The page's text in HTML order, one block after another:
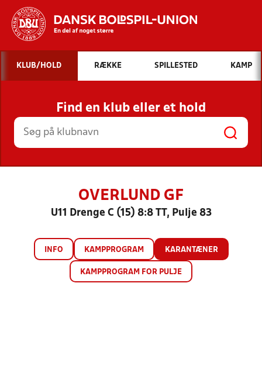
Hvad vil du søge efter?
INDHOLD OG NYHEDER
STILLINGER, RESULTATER, KLUBBER OG
HOLD
KLUB/HOLD RÆKKE SPILLESTED KAMP
Find en klub eller et hold
OVERLUND GF
U11 Drenge C (15) 8:8 TT, Pulje 83
INFO KAMPPROGRAM KARANTÆNER
KAMPPROGRAM FOR PULJE